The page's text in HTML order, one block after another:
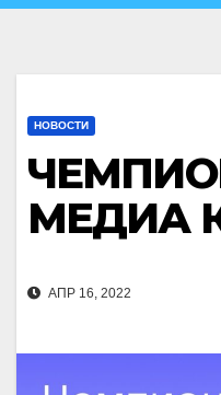
НОВОСТИ
МЕДИА
АПР 16, 2022